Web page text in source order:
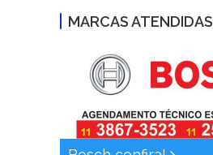
MARCAS ATENDIDAS